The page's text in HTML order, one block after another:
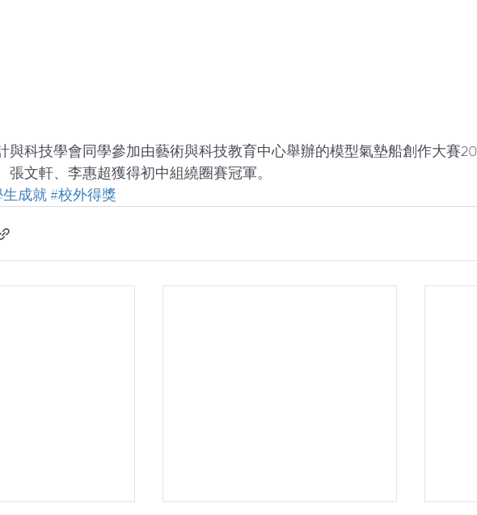
與科技學會同學參加由藝術與科技教育中心舉辦的模型氣墊船創作大賽
張文軒、李惠超獲得初中組繞圈賽冠軍。
成就#校外得獎